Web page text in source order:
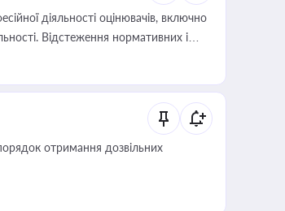
діяльності оцінювачів, включно
Відстеження нормативних і
під час оподаткування,
оціночної діяльності
отримання дозвільних